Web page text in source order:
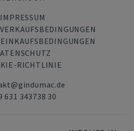
IMPRESSUM
RICHTLINIE
631 343738 30